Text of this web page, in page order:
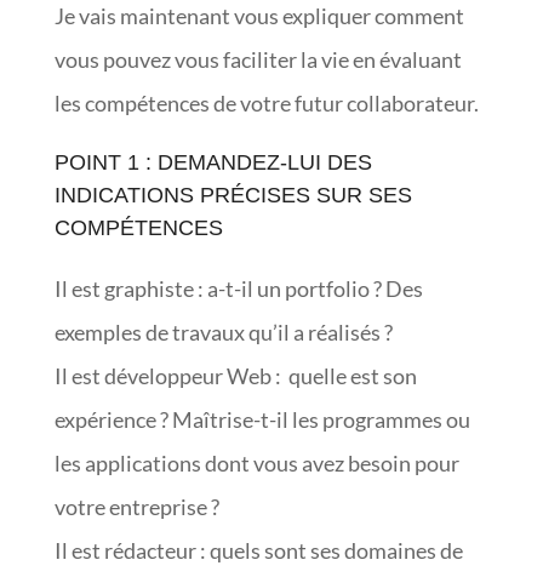
Je vais maintenant vous expliquer comment
vous pouvez vous faciliter la vie en évaluant
les compétences de votre futur collaborateur.
POINT 1 : DEMANDEZ-LUI DES
INDICATIONS PRÉCISES SUR SES
COMPÉTENCES
Il est graphiste : a-t-il un portfolio ? Des
exemples de travaux qu’il a réalisés ?
Il est développeur Web : quelle est son
expérience ? Maîtrise-t-il les programmes ou
les applications dont vous avez besoin pour
votre entreprise ?
Il est rédacteur : quels sont ses domaines de